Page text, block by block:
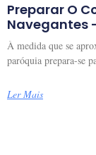
Preparar O
Navegantes
À medida que se
paróquia prepara-se
Ler Mais